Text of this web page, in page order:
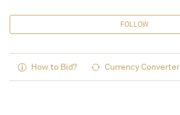
FOLLOW
How to Bid? Currency Converter